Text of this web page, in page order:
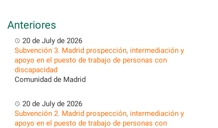
Anteriores
20 de July de 2026
Subvención 3. Madrid prospección, intermediación y
apoyo en el puesto de trabajo de personas con
discapacidad
Comunidad de Madrid
20 de July de 2026
Subvención 2. Madrid prospección, intermediación y
apoyo en el puesto de trabajo de personas con